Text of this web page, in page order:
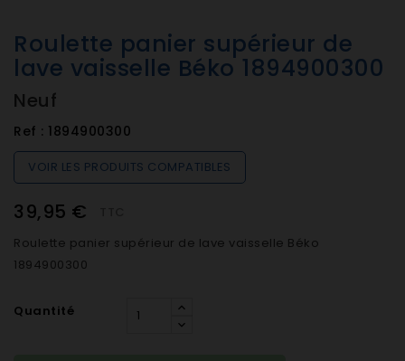
Roulette panier supérieur de
lave vaisselle Béko 1894900300
Neuf
Ref : 1894900300
VOIR LES PRODUITS COMPATIBLES
39,95 €
Roulette panier supérieur de lave vaisselle Béko
1894900300
Quantité